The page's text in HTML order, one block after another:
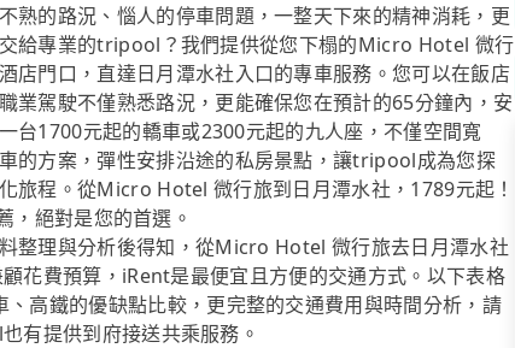
熟的路況、惱人的停車問題，一整天下來的精神消耗，更
給專業的tripool？我們提供從您下榻的Micro Hotel 微行
店門口，直達日月潭水社入口的專車服務。您可以在飯店
業駕駛不僅熟悉路況，更能確保您在預計的65分鐘內，安
台1700元起的轎車或2300元起的九人座，不僅空間寬
的方案，彈性安排沿途的私房景點，讓tripool成為您探
旅程。從Micro Hotel 微行旅到日月潭水社，1789元起！
，絕對是您的首選。
整理與分析後得知，從Micro Hotel 微行旅去日月潭水社
花費預算，iRent是最便宜且方便的交通方式。以下表格
高鐵的優缺點比較，更完整的交通費用與時間分析，請
有提供到府接送共乘服務。